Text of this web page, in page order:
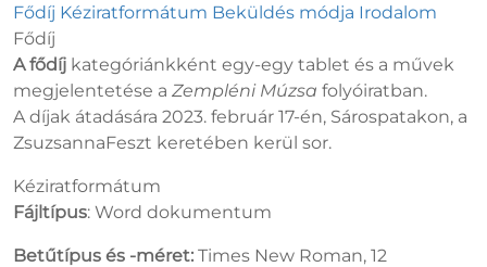
Fődíj Kéziratformátum Beküldés módja Irodalom
Fődíj
A fődíj kategóriánkként egy-egy tablet és a művek
megjelentetése a Zempléni Múzsa folyóiratban.
A díjak átadására 2023. február 17-én, Sárospatakon, a
ZsuzsannaFeszt keretében kerül sor.
Kéziratformátum
Fájltípus: Word dokumentum
Betűtípus és -méret: Times New Roman, 12